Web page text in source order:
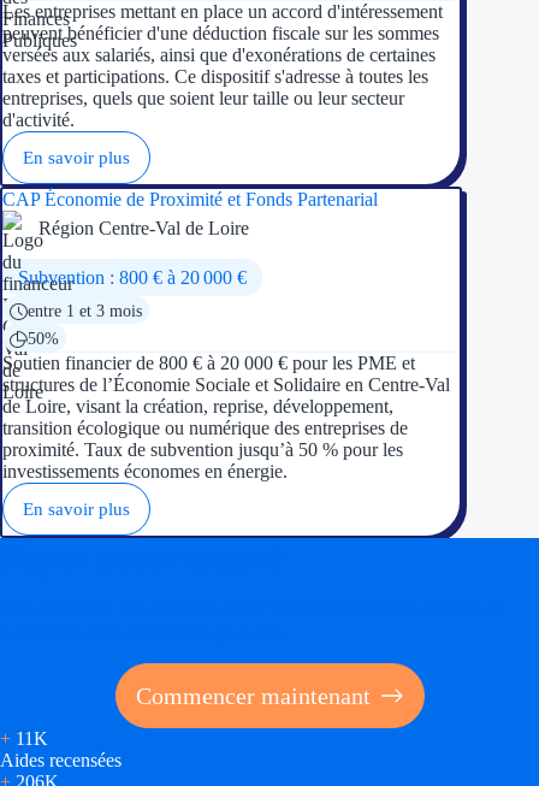
Les entreprises mettant en place un accord d'intéressement
peuvent bénéficier d'une déduction fiscale sur les sommes
versées aux salariés, ainsi que d'exonérations de certaines
taxes et participations. Ce dispositif s'adresse à toutes les
entreprises, quels que soient leur taille ou leur secteur
d'activité.
En savoir plus
CAP Économie de Proximité et Fonds Partenarial
Région Centre-Val de Loire
Subvention : 800 € à 20 000 €
entre 1 et 3 mois
50%
Soutien financier de 800 € à 20 000 € pour les PME et
structures de l’Économie Sociale et Solidaire en Centre-Val
de Loire, visant la création, reprise, développement,
transition écologique ou numérique des entreprises de
proximité. Taux de subvention jusqu’à 50 % pour les
investissements économes en énergie.
En savoir plus
Commencer maintenant
+ 11K
Aides recensées
+ 206K